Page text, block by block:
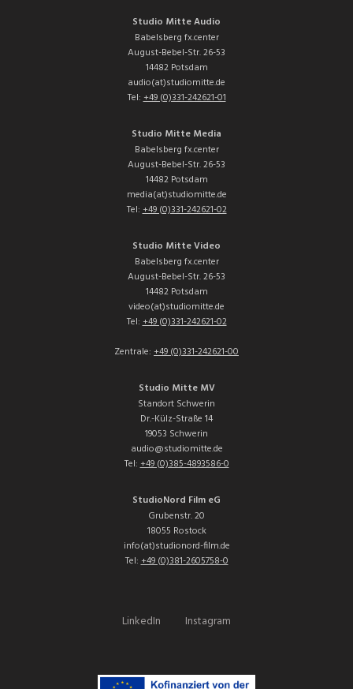
Studio Mitte Audio
Babelsberg fx.center
August-Bebel-Str. 26-53
14482 Potsdam
audio(at)studiomitte.de
Tel:+49 (0)331-242621-01
Studio Mitte Media
Babelsberg fx.center
August-Bebel-Str. 26-53
14482 Potsdam
media(at)studiomitte.de
Tel:+49 (0)331-242621-02
Studio Mitte Video
Babelsberg fx.center
August-Bebel-Str. 26-53
14482 Potsdam
video(at)studiomitte.de
Tel:+49 (0)331-242621-02
Zentrale: +49 (0)331-242621-00
Studio Mitte MV
Standort Schwerin
Dr.-Külz-Straße 14
19053 Schwerin
audio@studiomitte.de
Tel:+49 (0)385-4893586-0
StudioNord Film eG
Grubenstr. 20
18055 Rostock
info(at)studionord-film.de
Tel:+49 (0)381-2605758-0
LinkedIn Instagram